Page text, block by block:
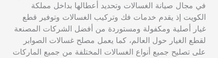
في مجال صيانة الغسالات وتحديد أعطالها بداخل مملكة
الكويت إذ يقدم خدمات فك وتركيب الغسالات وتوفير قطع
غيار أصلية ومكفولة ومستوردة من أفضل الشركات المصنعة
لقطع الغيار حول العالم، كما يعمل مصلح غسالات الصوابر
على تصليح جميع أنواع الغسالات المختلفة من جميع الماركات